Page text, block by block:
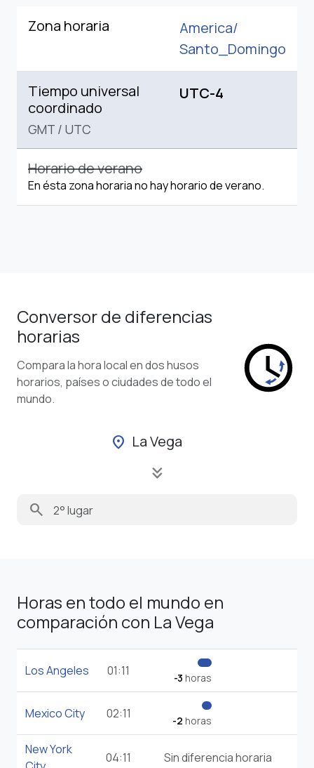
Zona horaria
America/
Santo_Domingo
Tiempo universal
coordinado
GMT / UTC
UTC-4
Horario de verano
En ésta zona horaria no hay horario de verano.
Conversor de diferencias
horarias
Compara la hora local en dos husos
horarios, países o ciudades de todo el
mundo.
location_on La Vega
keyboard_double_arrow_down
search
Horas en todo el mundo en
comparación con La Vega
Los Angeles 01:11 -3 horas
Mexico City 02:11 -2 horas
New York
04:11 Sin diferencia horaria